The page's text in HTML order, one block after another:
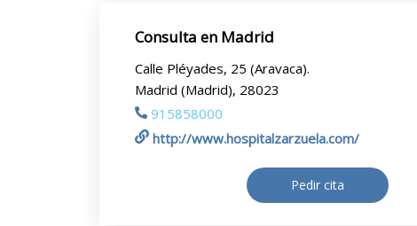
Consulta en Madrid
Calle Pléyades, 25 (Aravaca).
Madrid (Madrid), 28023
915858000
http://www.hospitalzarzuela.com/
Pedir cita